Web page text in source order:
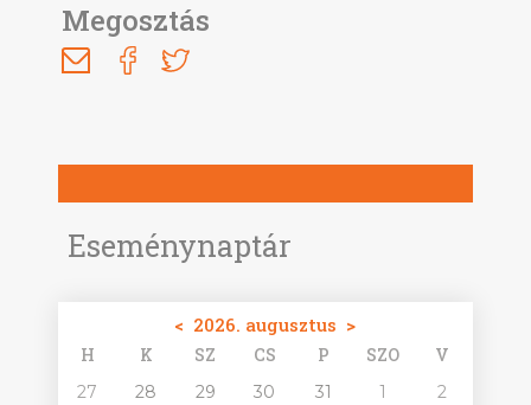
Eseménynaptár
< 2026. augusztus >
H K SZ CS P SZO V
27 28 29 30 31 1
2
Megosztás